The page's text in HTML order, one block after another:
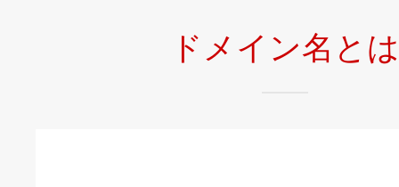
ドメイン名とは